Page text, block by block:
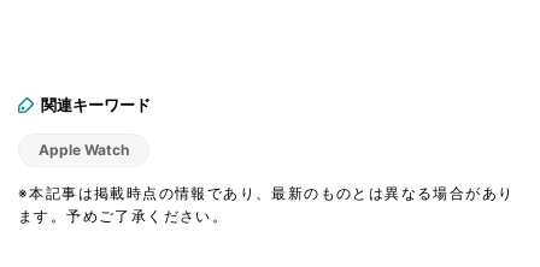
関連キーワード
Apple Watch
※本記事は掲載時点の情報であり、最新のものとは異なる場合があり
ます。予めご了承ください。